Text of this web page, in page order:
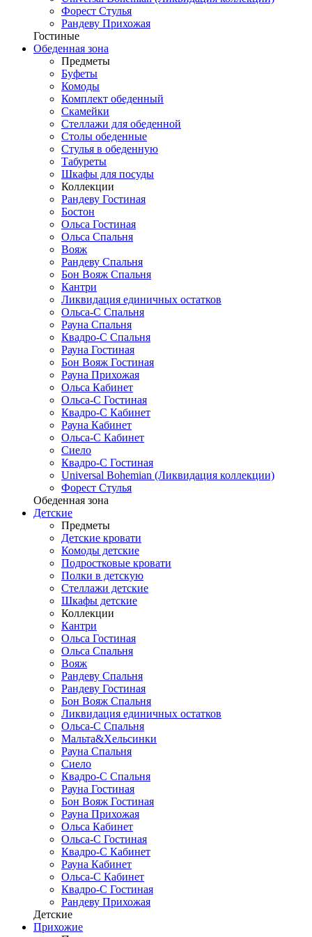
Форест Стулья
Рандеву Прихожая
Гостиные
Обеденная зона
Предметы
Буфеты
Комоды
Комплект обеденный
Скамейки
Стеллажи для обеденной
Столы обеденные
Стулья в обеденную
Табуреты
Шкафы для посуды
Коллекции
Рандеву Гостиная
Бостон
Ольса Гостиная
Ольса Спальня
Вояж
Рандеву Спальня
Бон Вояж Спальня
Кантри
Ликвидация единичных остатков
Ольса-С Спальня
Рауна Спальня
Квадро-С Спальня
Рауна Гостиная
Бон Вояж Гостиная
Рауна Прихожая
Ольса Кабинет
Ольса-С Гостиная
Квадро-С Кабинет
Рауна Кабинет
Ольса-С Кабинет
Сиело
Квадро-С Гостиная
Universal Bohemian (Ликвидация коллекции)
Форест Стулья
Обеденная зона
Детские
Предметы
Детские кровати
Комоды детские
Подростковые кровати
Полки в детскую
Стеллажи детские
Шкафы детские
Коллекции
Кантри
Ольса Гостиная
Ольса Спальня
Вояж
Рандеву Спальня
Рандеву Гостиная
Бон Вояж Спальня
Ликвидация единичных остатков
Ольса-С Спальня
Мальта&Хельсинки
Рауна Спальня
Сиело
Квадро-С Спальня
Рауна Гостиная
Бон Вояж Гостиная
Рауна Прихожая
Ольса Кабинет
Ольса-С Гостиная
Квадро-С Кабинет
Рауна Кабинет
Ольса-С Кабинет
Квадро-С Гостиная
Рандеву Прихожая
Детские
Прихожие